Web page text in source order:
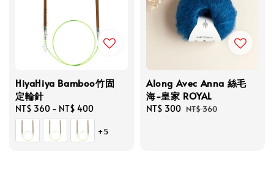
HiyaHiya Bamboo竹固
定輪針
Regular
price
NT$ 360 - NT$ 400
+5
Along Avec Anna 絲毛
海-皇家 ROYAL
Sale
NT$ 300 Regular
NT$ 360